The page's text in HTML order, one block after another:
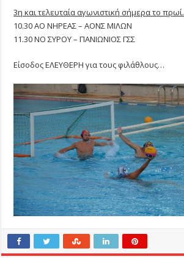
3η και τελευταία αγωνιστική σήμερα το πρωί.
10.30 ΑΟ ΝΗΡΕΑΣ – ΑΟΝΣ ΜΙΛΩΝ
11.30 ΝΟ ΣΥΡΟΥ – ΠΑΝΙΩΝΙΟΣ ΓΣΣ
Είσοδος ΕΛΕΥΘΕΡΗ για τους φιλάθλους…